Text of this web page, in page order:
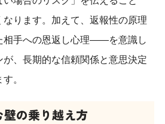
ります。加えて、返報性の原理
手への恩返し心理——を意識し
、長期的な信頼関係と意思決定
。
の乗り越え方